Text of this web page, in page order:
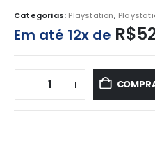
Categorias: Playstation,
Em até 12x de R$